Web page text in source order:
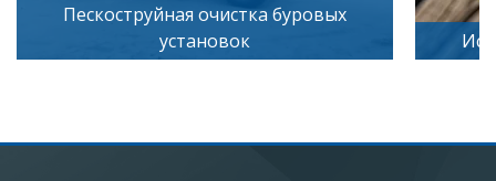
очистка буровых
Искусственное